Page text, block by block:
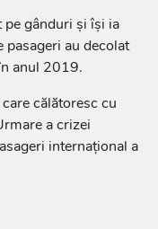
gânduri și își ia
pasageri au decolat
anul 2019.
călătoresc cu
a crizei
internațional a